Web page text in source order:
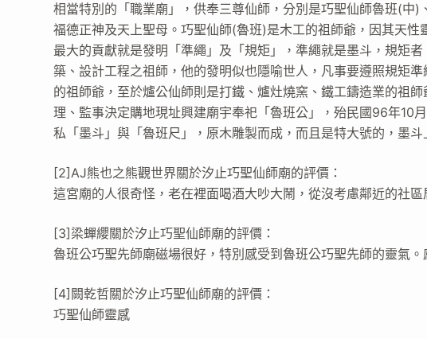
相當特別的「職業廟」，供奉三尊仙師，分別是巧聖仙師魯班(中
福德正神及天上聖母。巧聖仙師(魯班)是木工的祖師爺，因其天
最大的貢獻就是發明「準繩」及「規矩」，準繩就是墨斗，規矩
築、設計工程之祖師，他的發明似也隱喻世人，凡事要遵照規矩
的祖師爺，至於爐公仙師則是打鐵、爐灶燒窯、鐵工鑄造業的祖
理、監事決定購地現址興建廟宇奉祀「魯班公」，殆民國96年
私「墨斗」與「魯班尺」，原木雕製而成，而且是特大號的，墨
[2]AJ熊也之熊觀世界關於汐止巧聖仙師廟的評價：
這宮廟的人很奇怪，老在裡面喝酒大吵大鬧，從沒考慮鄰近的社
[3]梁蟬纓關於汐止巧聖仙師廟的評價：
魯班公巧聖先師廟磁場很好，特別感受到魯班公巧聖先師的靈氣。
[4]闕乾哲關於汐止巧聖仙師廟的評價：
巧聖仙師靈感